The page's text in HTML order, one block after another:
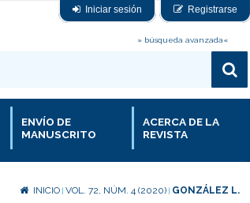
Iniciar sesión Registrarse
» búsqueda avanzada«
ENVÍO DE
MANUSCRITO
ACERCA DE LA
REVISTA
INICIO VOL. 72, NÚM. 4 (2020) GONZÁLEZ L.